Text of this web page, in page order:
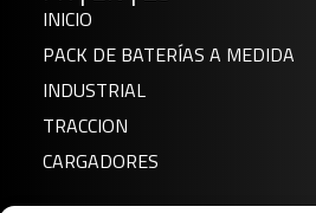
INICIO
PACK DE BATERÍAS A MEDIDA
INDUSTRIAL
TRACCION
CARGADORES